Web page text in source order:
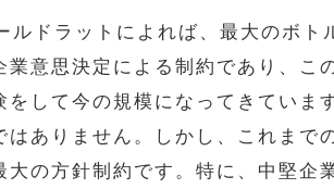
ルドラットによれば、最大のボ
業意思決定による制約であり、
をして今の規模になってきてい
ありません。しかし、これまで
大の方針制約です。特に、中堅